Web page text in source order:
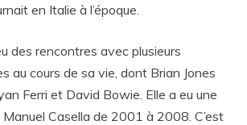
en Italie à l’époque.
des rencontres avec plusieurs
au cours de sa vie, dont Brian Jones
Ferri et David Bowie. Elle a eu une
Casella de 2001 à 2008. C’est